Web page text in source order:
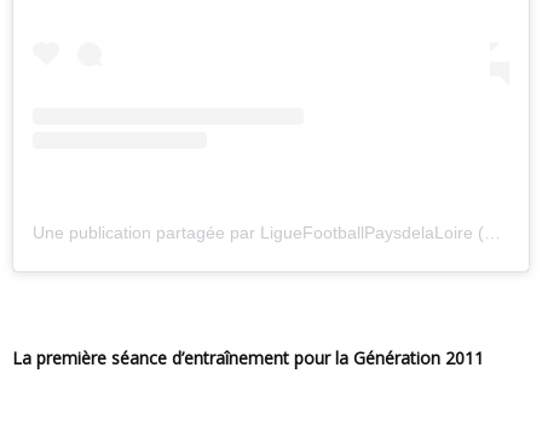
Une publication partagée par LigueFootballPaysdelaLoire (@liguefootlfpl)
La première séance d’entraînement pour la Génération 2011